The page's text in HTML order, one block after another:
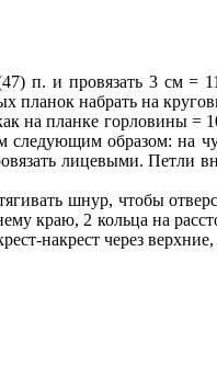
п. и провязать 3 см =
планок набрать на
на планке горловины =
образом: на
лицевыми. Петли
шнур, чтобы
краю, 2 кольца на
накрест через